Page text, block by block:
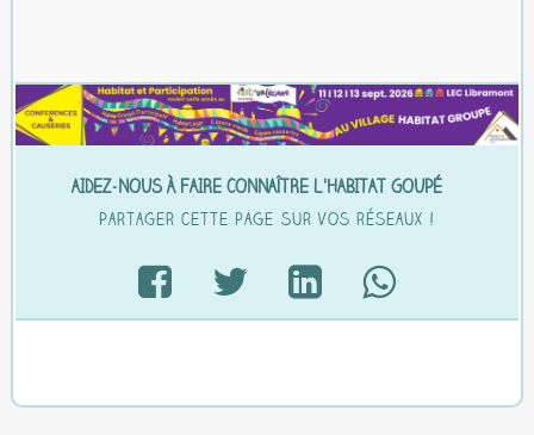
AIDEZ-NOUS À FAIRE CONNAÎTRE L’HABITAT GOUPÉ…
Partager cette page sur vos réseaux !